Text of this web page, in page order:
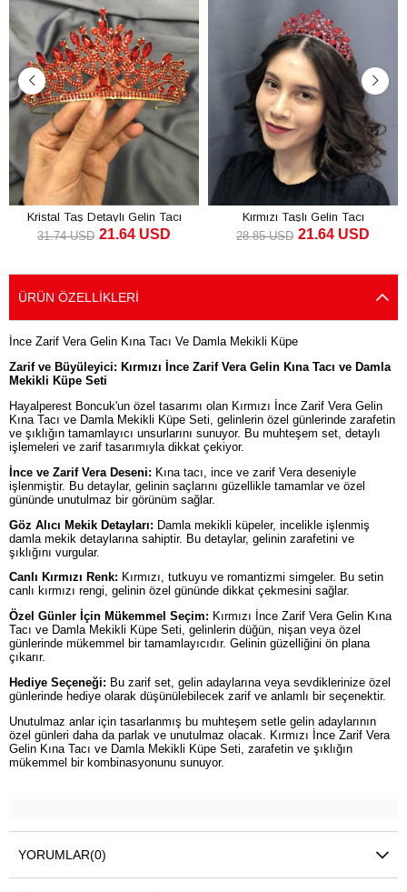
Kristal Taş Detaylı Gelin Tacı
Kırmızı
21.64 USD
31.74 USD
Kırmızı Taşlı Gelin Tacı
21.64 USD
28.85 USD
ÜRÜN ÖZELLIKLERI
İnce Zarif Vera Gelin Kına Tacı Ve Damla Mekikli Küpe
Zarif ve Büyüleyici: Kırmızı İnce Zarif Vera Gelin Kına Tacı ve Damla
Mekikli Küpe Seti
Hayalperest Boncuk'un özel tasarımı olan Kırmızı İnce Zarif Vera Gelin
Kına Tacı ve Damla Mekikli Küpe Seti, gelinlerin özel günlerinde zarafetin
ve şıklığın tamamlayıcı unsurlarını sunuyor. Bu muhteşem set, detaylı
işlemeleri ve zarif tasarımıyla dikkat çekiyor.
İnce ve Zarif Vera Deseni: Kına tacı, ince ve zarif Vera deseniyle
işlenmiştir. Bu detaylar, gelinin saçlarını güzellikle tamamlar ve özel
gününde unutulmaz bir görünüm sağlar.
Göz Alıcı Mekik Detayları: Damla mekikli küpeler, incelikle işlenmiş
damla mekik detaylarına sahiptir. Bu detaylar, gelinin zarafetini ve
şıklığını vurgular.
Canlı Kırmızı Renk: Kırmızı, tutkuyu ve romantizmi simgeler. Bu setin
canlı kırmızı rengi, gelinin özel gününde dikkat çekmesini sağlar.
Özel Günler İçin Mükemmel Seçim: Kırmızı İnce Zarif Vera Gelin Kına
Tacı ve Damla Mekikli Küpe Seti, gelinlerin düğün, nişan veya özel
günlerinde mükemmel bir tamamlayıcıdır. Gelinin güzelliğini ön plana
çıkarır.
Hediye Seçeneği: Bu zarif set, gelin adaylarına veya sevdiklerinize özel
günlerinde hediye olarak düşünülebilecek zarif ve anlamlı bir seçenektir.
Unutulmaz anlar için tasarlanmış bu muhteşem setle gelin adaylarının
özel günleri daha da parlak ve unutulmaz olacak. Kırmızı İnce Zarif Vera
Gelin Kına Tacı ve Damla Mekikli Küpe Seti, zarafetin ve şıklığın
mükemmel bir kombinasyonunu sunuyor.
YORUMLAR(0)